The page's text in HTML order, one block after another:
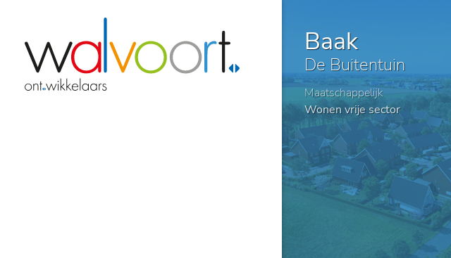
Baak
De Buitentuin
Maatschappelijk
Wonen vrije sector